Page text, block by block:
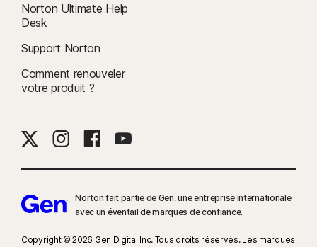
Norton Ultimate Help
Desk
Support Norton
Comment renouveler
votre produit ?
Norton fait partie de Gen, une entreprise internationale
avec un éventail de marques de confiance.​
Copyright © 2026 Gen Digital Inc. Tous droits réservés. Les marques